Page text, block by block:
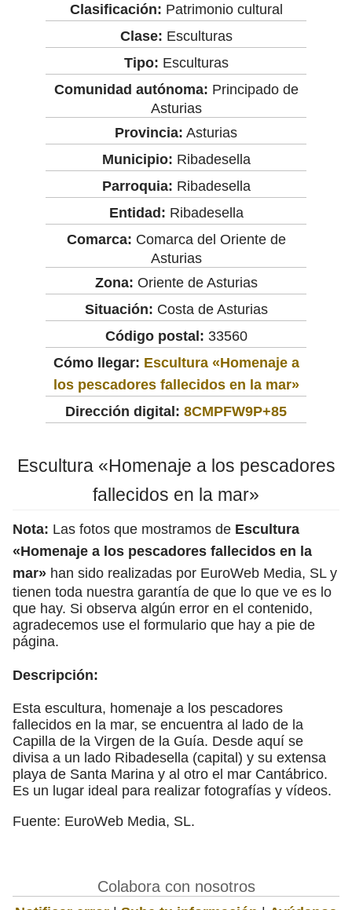
Clasificación: Patrimonio cultural
Clase: Esculturas
Tipo: Esculturas
Comunidad autónoma: Principado de
Asturias
Provincia: Asturias
Municipio: Ribadesella
Parroquia: Ribadesella
Entidad: Ribadesella
Comarca: Comarca del Oriente de
Asturias
Zona: Oriente de Asturias
Situación: Costa de Asturias
Código postal: 33560
Cómo llegar: Escultura «Homenaje a
los pescadores fallecidos en la mar»
Dirección digital: 8CMPFW9P+85
Escultura «Homenaje a los pescadores
fallecidos en la mar»
Nota: Las fotos que mostramos de Escultura
«Homenaje a los pescadores fallecidos en la
mar» han sido realizadas por EuroWeb Media, SL y
tienen toda nuestra garantía de que lo que ve es lo
que hay. Si observa algún error en el contenido,
agradecemos use el formulario que hay a pie de
página.
Descripción:
Esta escultura, homenaje a los pescadores
fallecidos en la mar, se encuentra al lado de la
Capilla de la Virgen de la Guía. Desde aquí se
divisa a un lado Ribadesella (capital) y su extensa
playa de Santa Marina y al otro el mar Cantábrico.
Es un lugar ideal para realizar fotografías y vídeos.
Fuente: EuroWeb Media, SL.
Colabora con nosotros